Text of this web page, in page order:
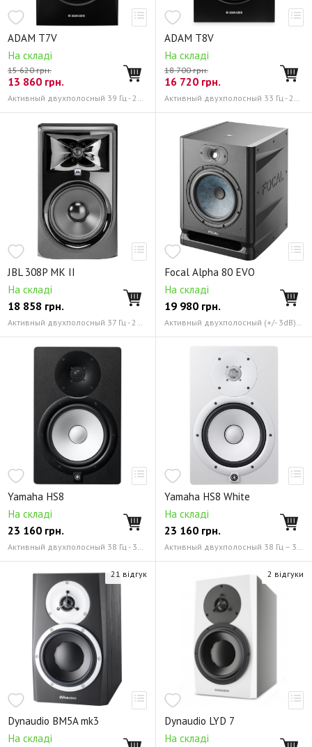
ADAM T7V
На складі
15 620 грн.
13 860 грн.
Активный двухполосный 39 Гц - 25 кГц
ADAM T8V
На складі
18 700 грн.
16 720 грн.
Активный двухполосный 33 Гц - 25 кГц
JBL 308P MK II
На складі
18 858 грн.
Активный двухполосный 37 Гц - 24 кГц
Focal Alpha 80 EVO
На складі
19 980 грн.
Активный двухполосный (+/- 3dB): 38Hz - 22kHz
Yamaha HS8
На складі
23 160 грн.
Активный двухполосный 38 Гц - 30 кГц
Yamaha HS8 White
На складі
23 160 грн.
Активный двухполосный 38 Гц – 30 кГц
Dynaudio BM5A mk3
На складі
21 відгук
Dynaudio LYD 7
На складі
2 відгуки